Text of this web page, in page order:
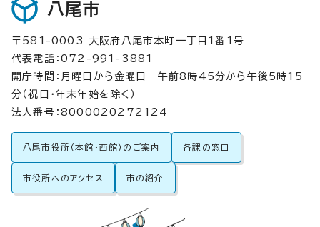
八尾市
〒581-0003 大阪府八尾市本町一丁目1番1号
代表電話：072-991-3881
開庁時間：月曜日から金曜日 午前8時45分から午後5時15
分（祝日・年末年始を除く）
法人番号：8000020272124
八尾市役所（本館・西館）のご案内 各課の窓口
市役所へのアクセス 市の紹介